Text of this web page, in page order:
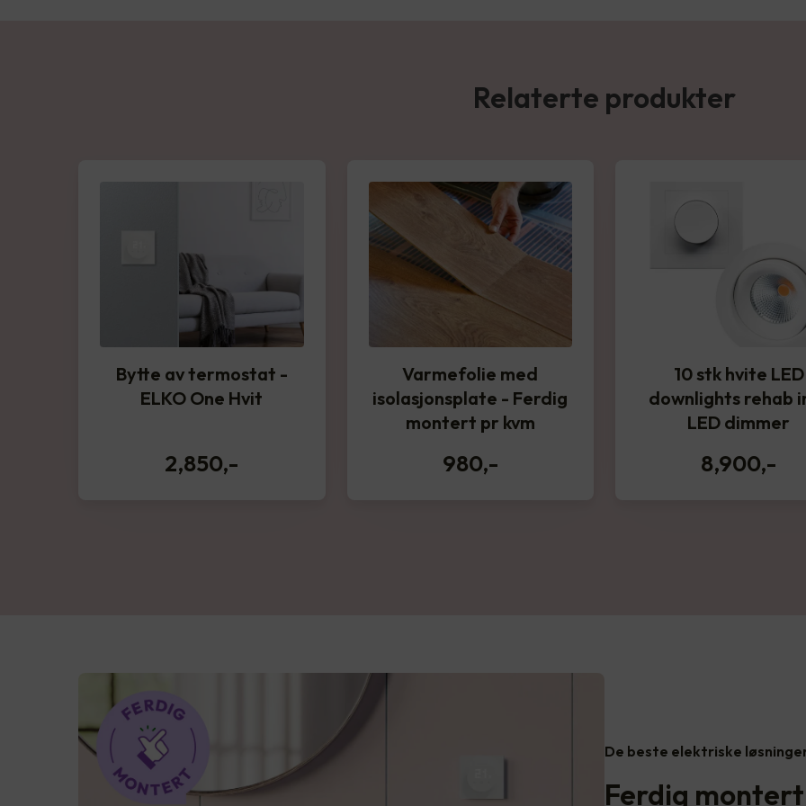
Relaterte produkter
Bytte av termostat -
ELKO One Hvit
2,850,-
Varmefolie med
isolasjonsplate - Ferdig
montert pr kvm
980,-
10 stk hvite LED
downlights rehab
LED dimmer
8,900,-
De beste elektriske
Ferdig montert